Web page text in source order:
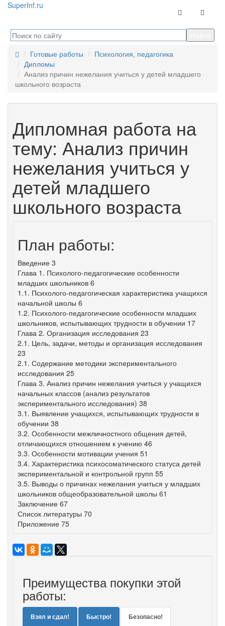
SuperInf.ru
Контакты
Готовые работы
Психология, педагогика
Дипломы
Анализ причин нежелания учиться у детей младшего
школьного возраста
Дипломная работа на
тему: Анализ причин
нежелания учиться у
детей младшего
школьного возраста
План работы:
Введение 3
Глава 1. Психолого-педагогические особенности
младших школьников 6
1.1. Психолого-педагогическая характеристика учащихся
начальной школы 6
1.2. Психолого-педагогические особенности младших
школьников, испытывающих трудности в обучении 17
Глава 2. Организация исследования 23
2.1. Цель, задачи, методы и организация исследования
23
2.1. Содержание методики экспериментального
исследования 25
Глава 3. Анализ причин нежелания учиться у учащихся
начальных классов (анализ результатов
экспериментального исследования) 38
3.1. Выявление учащихся, испытывающих трудности в
обучении 38
3.2. Особенности межличностного общения детей,
отличающихся отношением к учению 46
3.3. Особенности мотивации учения 51
3.4. Характеристика психосоматического статуса детей
экспериментальной и контрольной групп 55
3.5. Выводы о причинах нежелания учиться у младших
школьников общеобразовательной школы 61
Заключение 67
Список литературы 70
Приложение 75
Преимущества покупки этой
работы:
Взял и сдал! Быстро! Безопасно!